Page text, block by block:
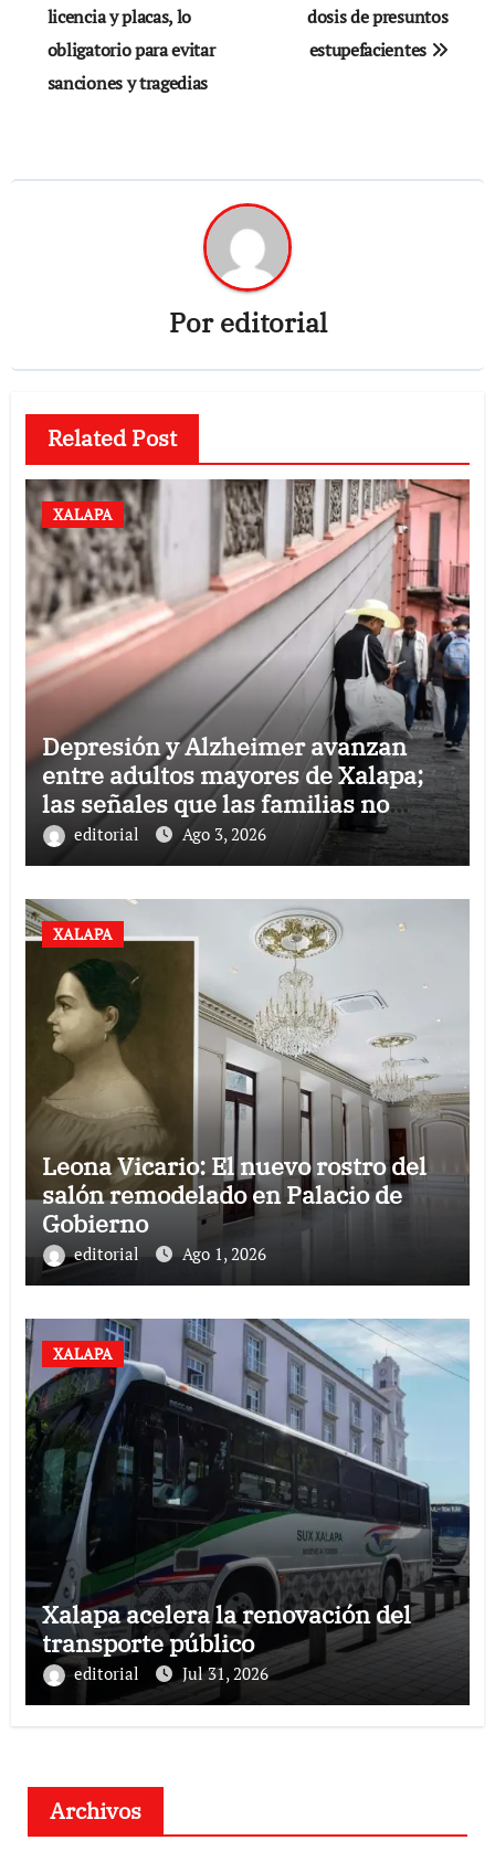
entradas
licencia y placas, lo
obligatorio para evitar
sanciones y tragedias
dosis de presuntos
estupefacientes
Poreditorial
Related Post
XALAPA
Depresión y Alzheimer avanzan
entre adultos mayores de Xalapa;
las señales que las familias no
deben ignorar
editorial Ago 3, 2026
XALAPA
Leona Vicario: El nuevo rostro del
salón remodelado en Palacio de
Gobierno
editorial Ago 1, 2026
XALAPA
Xalapa acelera la renovación del
transporte público
editorial Jul 31, 2026
Archivos